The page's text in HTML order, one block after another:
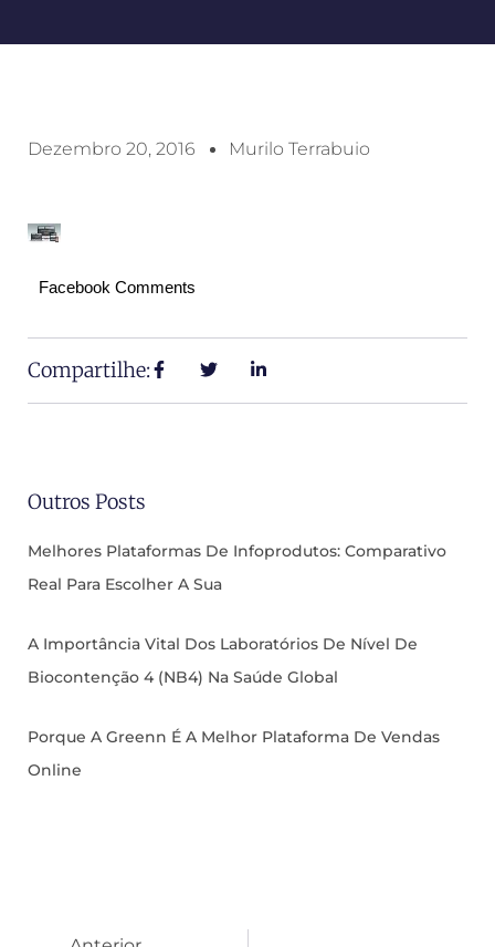
Dezembro 20, 2016 Murilo Terrabuio
Facebook Comments
Compartilhe:
Outros Posts
Melhores Plataformas De Infoprodutos: Comparativo
Real Para Escolher A Sua
A Importância Vital Dos Laboratórios De Nível De
Biocontenção 4 (NB4) Na Saúde Global
Porque A Greenn É A Melhor Plataforma De Vendas
Online